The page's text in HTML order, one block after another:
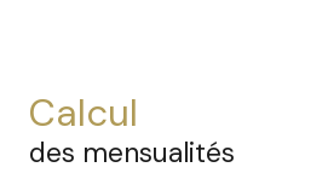
calcul
des mensualités